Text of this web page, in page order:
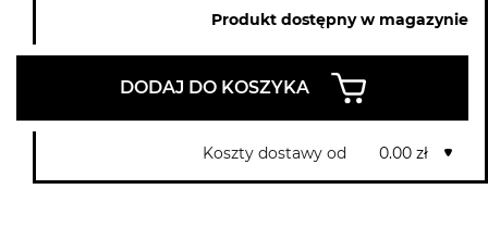
Produkt dostępny w magazynie
DODAJ DO KOSZYKA
Koszty dostawy od 0.00 zł